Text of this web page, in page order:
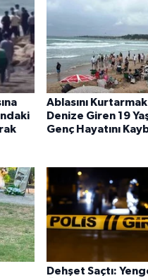
Ablasını
Denize Giren 19
Genç Hayatını
Dehşet Saçtı: